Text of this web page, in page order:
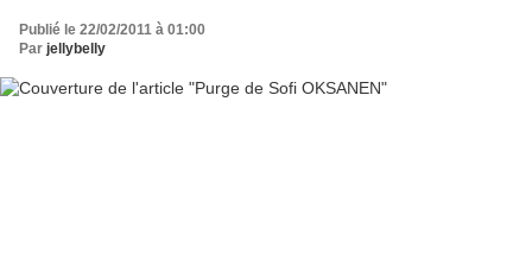
Publié le 22/02/2011 à 01:00
Par jellybelly